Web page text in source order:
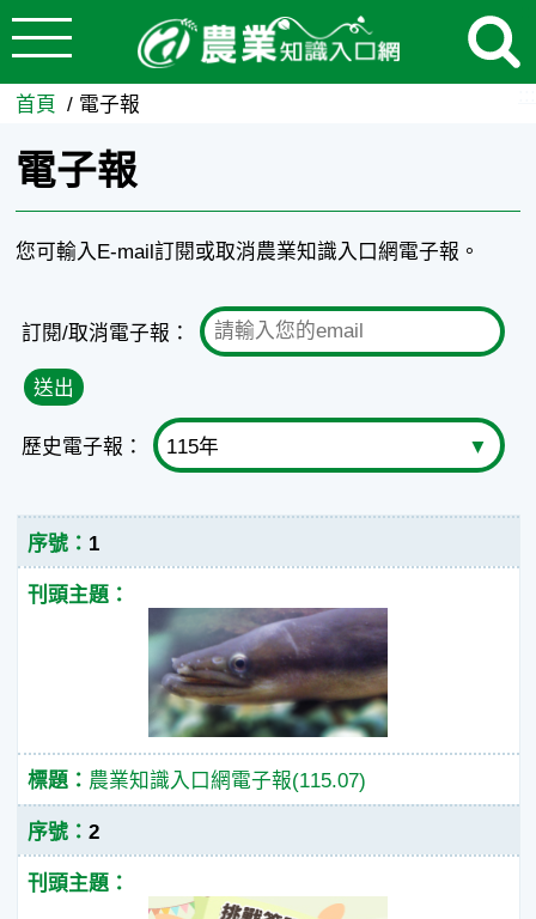
跳到主要內容
電子報 - 農業知識入口網
首頁 電子報
電子報
您可輸入E-mail訂閱或取消農業知識入口網電子報。
訂閱/取消電子報：
送出
歷史電子報：
1
農業知識入口網電子報(115.07)
2